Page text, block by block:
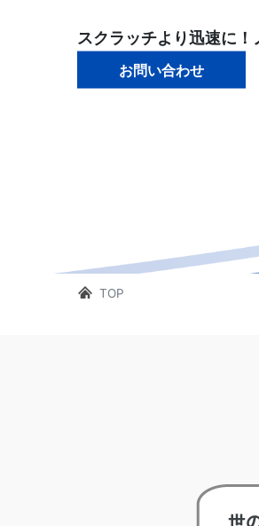
スクラッチより迅速に！
お問い合わせ
TOP